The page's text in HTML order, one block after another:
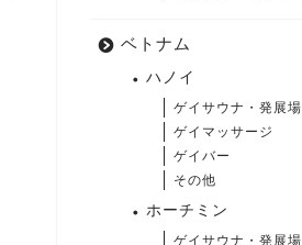
ベトナム
ハノイ
ゲイサウナ・発展場
ゲイマッサージ
ゲイバー
その他
ホーチミン
ゲイサウナ・発展場